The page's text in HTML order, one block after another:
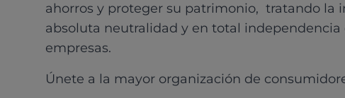
ahorros y proteger su patrimonio, tratando la
absoluta neutralidad y en total
empresas.
Únete a la mayor organización de